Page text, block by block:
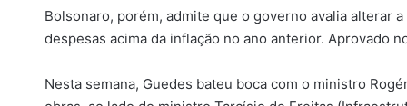
Bolsonaro, porém, admite que o governo avalia alterar
despesas acima da inflação no ano anterior. Aprovado
Nesta semana, Guedes bateu boca com o ministro